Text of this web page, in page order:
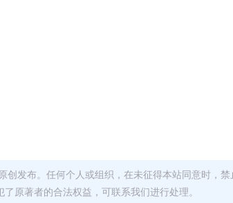
创发布。任何个人或组织，在未征得本站同意时，
原著者的合法权益，可联系我们进行处理。